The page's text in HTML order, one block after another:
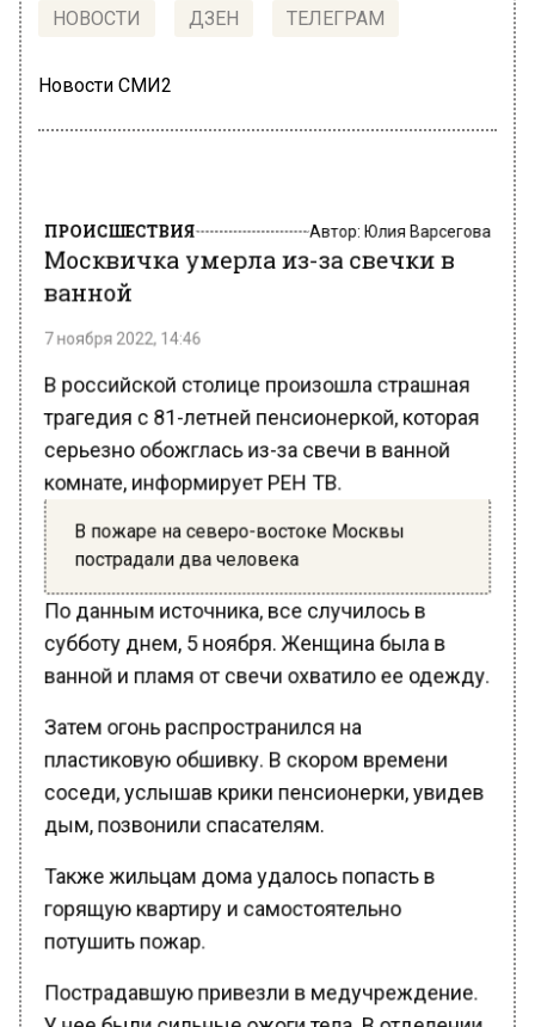
НОВОСТИ ДЗЕН ТЕЛЕГРАМ
Новости СМИ2
Москвичка умерла из-за свечки в
ванной
трагедия с 81-летней пенсионеркой, которая
серьезно обожглась из-за свечи в ванной
комнате, информирует РЕН ТВ.
В пожаре на северо-востоке Москвы
пострадали два человека
По данным источника, все случилось в
субботу днем, 5 ноября. Женщина была в
ванной и пламя от свечи охватило ее одежду.
Затем огонь распространился на
пластиковую обшивку. В скором времени
соседи, услышав крики пенсионерки, увидев
дым, позвонили спасателям.
Также жильцам дома удалось попасть в
горящую квартиру и самостоятельно
потушить пожар.
Пострадавшую привезли в медучреждение.